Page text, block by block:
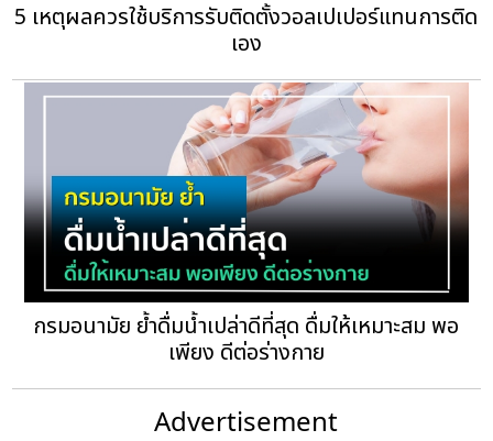
5 เหตุผลควรใช้บริการรับติดตั้งวอลเปเปอร์แทนการติด
เอง
กรมอนามัย ย้ำดื่มน้ำเปล่าดีที่สุด ดื่มให้เหมาะสม พอ
เพียง ดีต่อร่างกาย
Advertisement